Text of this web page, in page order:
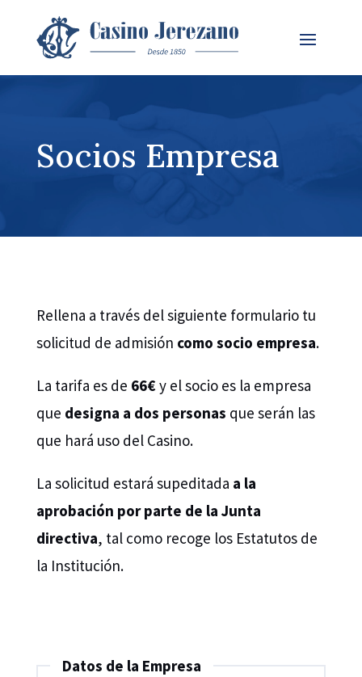
Socios Empresa
Rellena a través del siguiente formulario tu
solicitud de admisión como socio empresa.
La tarifa es de 66€y el socio es la empresa
que designa a dos personas que serán las
que hará uso del Casino.
La solicitud estará supeditada a la
aprobación por parte de la Junta
directiva, tal como recoge los Estatutos de
la Institución.
Datos de la Empresa